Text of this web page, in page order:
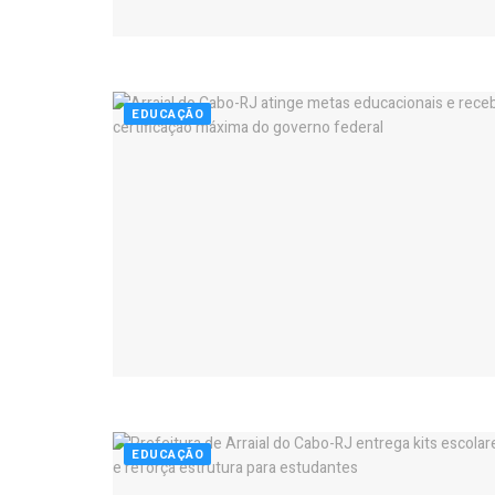
EDUCAÇÃO
EDUCAÇÃO